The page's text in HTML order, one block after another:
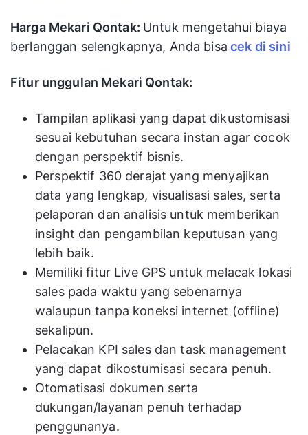
Harga Mekari Qontak: Untuk mengetahui biaya
berlanggan selengkapnya, Anda bisa cek di sini
Fitur unggulan Mekari Qontak:
Tampilan aplikasi yang dapat dikustomisasi
sesuai kebutuhan secara instan agar cocok
dengan perspektif bisnis.
Perspektif 360 derajat yang menyajikan
data yang lengkap, visualisasi sales, serta
pelaporan dan analisis untuk memberikan
insight dan pengambilan keputusan yang
lebih baik.
Memiliki fitur Live GPS untuk melacak lokasi
sales pada waktu yang sebenarnya
walaupun tanpa koneksi internet (offline)
sekalipun.
Pelacakan KPI sales dan task management
yang dapat dikostumisasi secara penuh.
Otomatisasi dokumen serta
dukungan/layanan penuh terhadap
penggunanya.